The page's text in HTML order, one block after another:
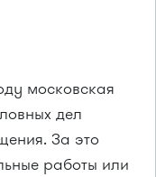
московская
дел
За это
работы или